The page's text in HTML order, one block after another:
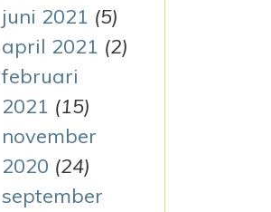
juni 2021 (5)
april 2021 (2)
februari
2021 (15)
november
2020 (24)
september